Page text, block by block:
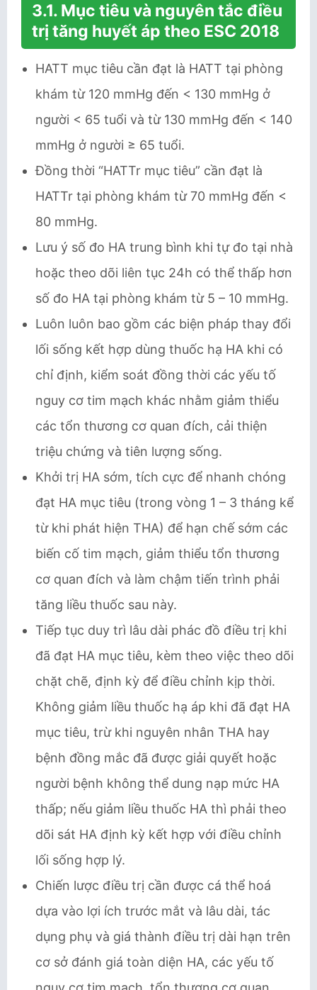
3.1. Mục tiêu và nguyên tắc điều
trị tăng huyết áp theo ESC 2018
HATT mục tiêu cần đạt là HATT tại phòng
khám từ 120 mmHg đến < 130 mmHg ở
người < 65 tuổi và từ 130 mmHg đến < 140
mmHg ở người ≥ 65 tuổi.
Đồng thời “HATTr mục tiêu” cần đạt là
HATTr tại phòng khám từ 70 mmHg đến <
80 mmHg.
Lưu ý số đo HA trung bình khi tự đo tại nhà
hoặc theo dõi liên tục 24h có thể thấp hơn
số đo HA tại phòng khám từ 5 – 10 mmHg.
Luôn luôn bao gồm các biện pháp thay đổi
lối sống kết hợp dùng thuốc hạ HA khi có
chỉ định, kiểm soát đồng thời các yếu tố
nguy cơ tim mạch khác nhằm giảm thiểu
các tổn thương cơ quan đích, cải thiện
triệu chứng và tiên lượng sống.
Khởi trị HA sớm, tích cực để nhanh chóng
đạt HA mục tiêu (trong vòng 1 – 3 tháng kể
từ khi phát hiện THA) để hạn chế sớm các
biến cố tim mạch, giảm thiểu tổn thương
cơ quan đích và làm chậm tiến trình phải
tăng liều thuốc sau này.
Tiếp tục duy trì lâu dài phác đồ điều trị khi
đã đạt HA mục tiêu, kèm theo việc theo dõi
chặt chẽ, định kỳ để điều chỉnh kịp thời.
Không giảm liều thuốc hạ áp khi đã đạt HA
mục tiêu, trừ khi nguyên nhân THA hay
bệnh đồng mắc đã được giải quyết hoặc
người bệnh không thể dung nạp mức HA
thấp; nếu giảm liều thuốc HA thì phải theo
dõi sát HA định kỳ kết hợp với điều chỉnh
lối sống hợp lý.
Chiến lược điều trị cần được cá thể hoá
dựa vào lợi ích trước mắt và lâu dài, tác
dụng phụ và giá thành điều trị dài hạn trên
cơ sở đánh giá toàn diện HA, các yếu tố